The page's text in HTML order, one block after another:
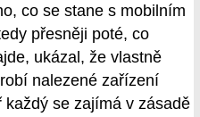
co se stane s mobilním
přesněji poté, co
ukázal, že vlastně
nalezené zařízení
se zajímá v zásadě